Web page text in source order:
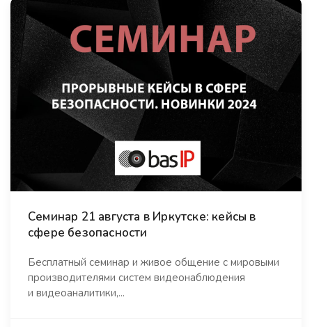
Семинар 21 августа в Иркутске: кейсы в
сфере безопасности
Бесплатный семинар и живое общение с мировыми
производителями систем видеонаблюдения
и видеоаналитики,...